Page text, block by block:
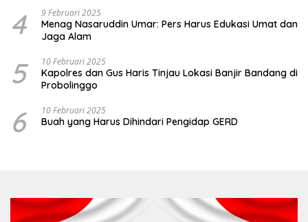
4 9 Februari 2025
Menag Nasaruddin Umar: Pers Harus Edukasi Umat dan
Jaga Alam
5 10 Februari 2025
Kapolres dan Gus Haris Tinjau Lokasi Banjir Bandang di
Probolinggo
6 10 Februari 2025
Buah yang Harus Dihindari Pengidap GERD